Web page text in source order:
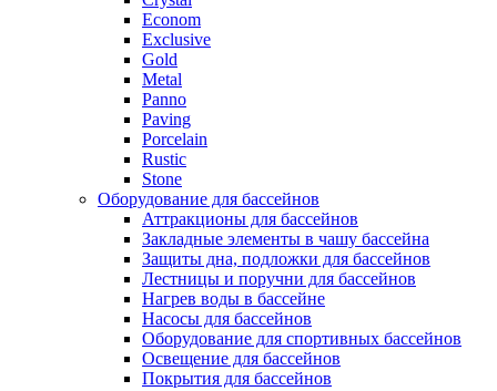
Econom
Exclusive
Gold
Metal
Panno
Paving
Porcelain
Rustic
Stone
Оборудование для бассейнов
Аттракционы для бассейнов
Закладные элементы в чашу бассейна
Защиты дна, подложки для бассейнов
Лестницы и поручни для бассейнов
Нагрев воды в бассейне
Насосы для бассейнов
Оборудование для спортивных бассейнов
Освещение для бассейнов
Покрытия для бассейнов